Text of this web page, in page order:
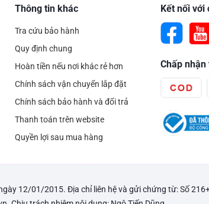
Thông tin khác
Tra cứu bảo hành
Quy định chung
Hoàn tiền nếu nơi khác rẻ hơn
Chính sách vận chuyển lắp đặt
Chính sách bảo hành và đổi trả
Thanh toán trên website
Quyền lợi sau mua hàng
Kết nối với
Chấp
12/01/2015. Địa chỉ liên hệ và gửi chứng từ: Số